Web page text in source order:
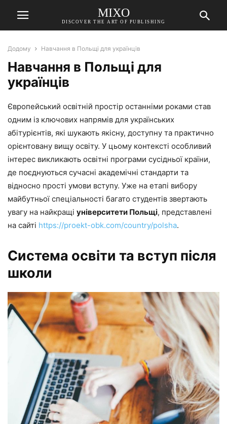
MIXO
DISCOVER THE ART OF PUBLISHING
Додому Навчання в Польщі для українців
Навчання в Польщі для
українців
Європейський освітній простір останніми роками став
одним із ключових напрямів для українських
абітурієнтів, які шукають якісну, доступну та практично
орієнтовану вищу освіту. У цьому контексті особливий
інтерес викликають освітні програми сусідньої країни,
де поєднуються сучасні академічні стандарти та
відносно прості умови вступу. Уже на етапі вибору
майбутньої спеціальності багато студентів звертають
увагу на найкращі університети Польщі, представлені
на сайті https://proekt-obk.com/country/polsha.
Система освіти та вступ після
школи